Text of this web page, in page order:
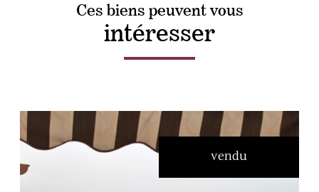
Ces biens peuvent vous
intéresser
vendu